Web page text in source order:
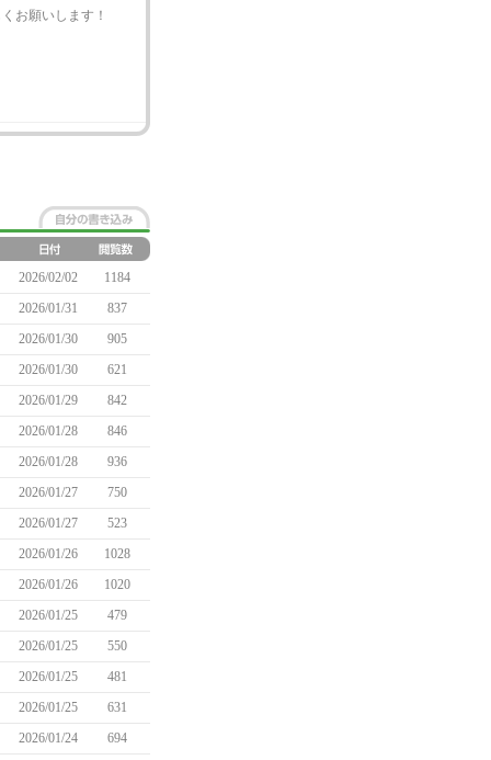
お願いします！
2026/02/02
1184
2026/01/31
837
2026/01/30
905
2026/01/30
621
2026/01/29
842
2026/01/28
846
2026/01/28
936
2026/01/27
750
2026/01/27
523
2026/01/26
1028
2026/01/26
1020
2026/01/25
479
2026/01/25
550
2026/01/25
481
2026/01/25
631
2026/01/24
694